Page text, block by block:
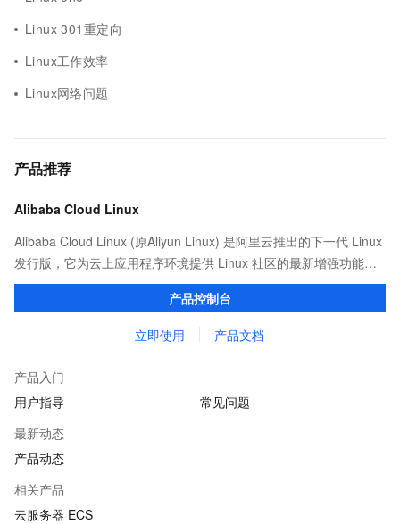
Linux 301重定向
Linux工作效率
Linux网络问题
产品推荐
Alibaba Cloud Linux
Alibaba Cloud Linux (原Aliyun Linux) 是阿里云推出的下一代 Linux
发行版，它为云上应用程序环境提供 Linux 社区的最新增强功能，
在提供云上最佳用户体验的同时，也针对阿里云基础设施做了深度
产品控制台
立即使用 产品文档
产品入门
用户指导
常见问题
最新动态
产品动态
相关产品
云服务器 ECS